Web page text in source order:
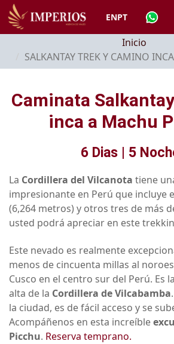
ENPT
Inicio
SALKANTAY TREK Y CAMINO
Caminata
inca a Machu
6 Dias | 5
La Cordillera del Vilcanota tiene
impresionante en Perú que incluye
(6,264 metros) y otros tres de más
usted podrá apreciar en este
Este nevado es realmente
menos de cincuenta millas al
Cusco en el centro sur del Perú. Es
alta de la Cordillera de Vilcabamba
la ciudad, es de fácil acceso y se
Acompáñenos en esta increíble
Picchu. Reserva temprano.